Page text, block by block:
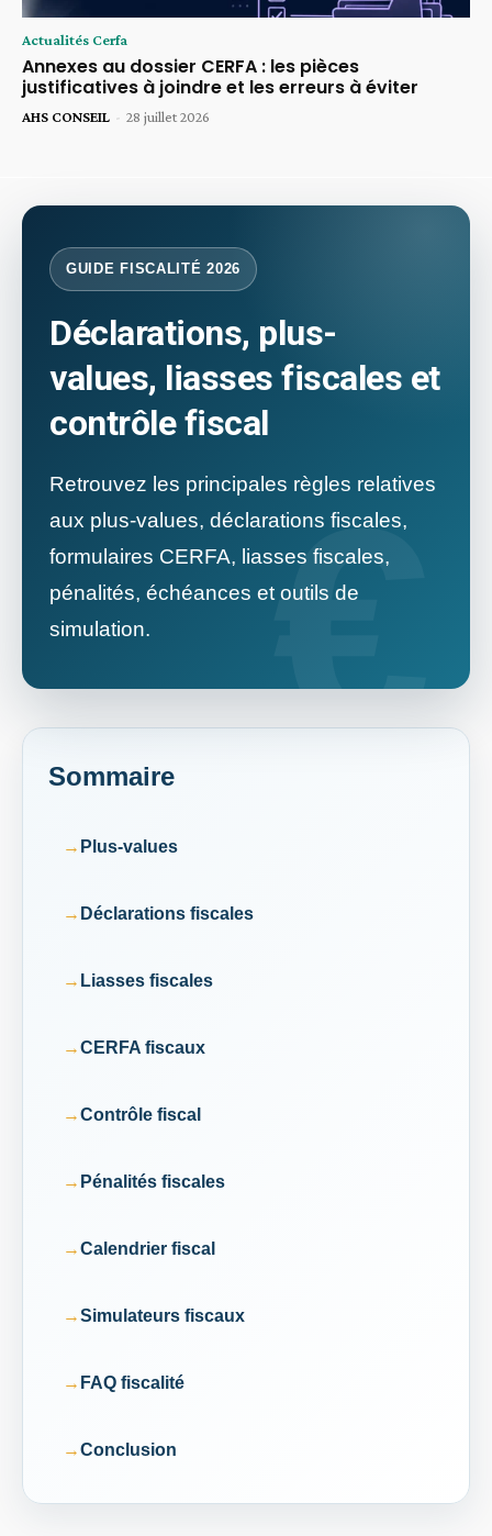
Actualités Cerfa
Annexes au dossier CERFA : les pièces
justificatives à joindre et les erreurs à éviter
AHS CONSEIL - 28 juillet 2026
GUIDE FISCALITÉ 2026
Déclarations, plus-
values, liasses fiscales et
contrôle fiscal
Retrouvez les principales règles relatives
aux plus-values, déclarations fiscales,
formulaires CERFA, liasses fiscales,
pénalités, échéances et outils de
simulation.
Sommaire
Plus-values
Déclarations fiscales
Liasses fiscales
CERFA fiscaux
Contrôle fiscal
Pénalités fiscales
Calendrier fiscal
Simulateurs fiscaux
FAQ fiscalité
Conclusion